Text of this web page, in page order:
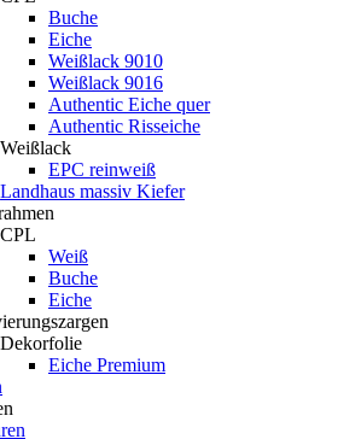
Buche
Eiche
Weißlack 9010
Weißlack 9016
Authentic Eiche quer
Authentic Risseiche
Weißlack
EPC reinweiß
Landhaus massiv Kiefer
CPL
Weiß
Buche
Eiche
Dekorfolie
Eiche Premium